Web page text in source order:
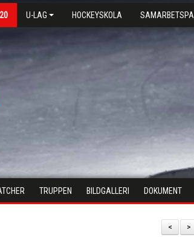
U-LAG HOCKEYSKOLA
TRUPPEN BILDGALLERI DOKUMENT
>
<